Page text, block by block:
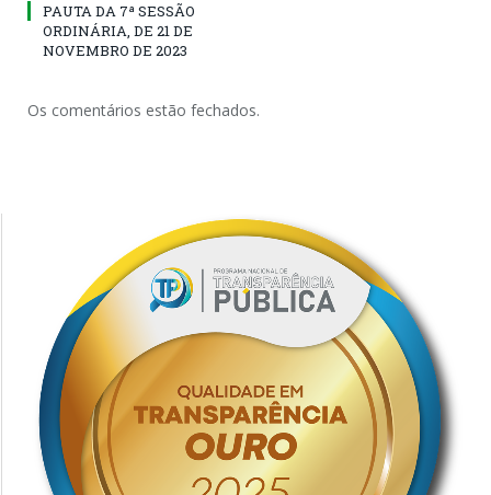
PAUTA DA 7ª SESSÃO
ORDINÁRIA, DE 21 DE
NOVEMBRO DE 2023
Os comentários estão fechados.